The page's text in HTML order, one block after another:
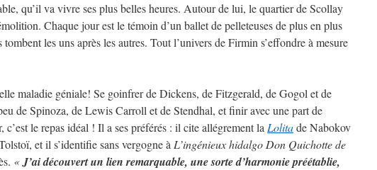
qu’il va vivre ses plus belles heures. Autour de lui, le quartier de Scollay
Chaque jour est le témoin d’un ballet de pelleteuses de plus en plus
les uns après les autres. Tout l’univers de Firmin s’effondre à mesure
maladie géniale! Se goinfrer de Dickens, de Fitzgerald, de Gogol et de
de Spinoza, de Lewis Carroll et de Stendhal, et finir avec une part de
c’est le repas idéal ! Il a ses préférés : il cite allégrement la Lolitade Nabokov
et il s’identifie sans vergogne à L’ingénieux hidalgo Don Quichotte de
«J’ai découvert un lien remarquable, une sorte d’harmonie préétablie,